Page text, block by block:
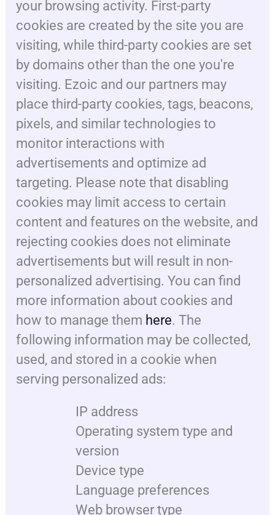
your browsing activity. First-party
cookies are created by the site you are
visiting, while third-party cookies are set
by domains other than the one you're
visiting. Ezoic and our partners may
place third-party cookies, tags, beacons,
pixels, and similar technologies to
monitor interactions with
advertisements and optimize ad
targeting. Please note that disabling
cookies may limit access to certain
content and features on the website, and
rejecting cookies does not eliminate
advertisements but will result in non-
personalized advertising. You can find
more information about cookies and
how to manage them here. The
following information may be collected,
used, and stored in a cookie when
serving personalized ads:
IP address
Operating system type and
version
Device type
Language preferences
Web browser type